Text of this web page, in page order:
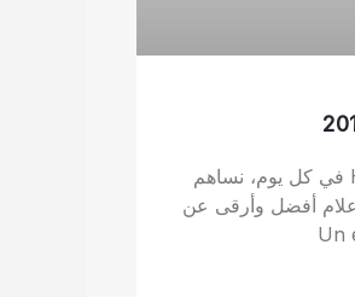
Home – Accueil في كل يوم، نساهم
أفضل وأرقى عن